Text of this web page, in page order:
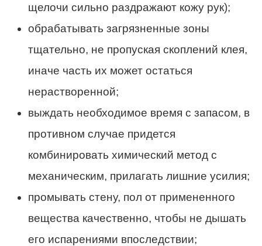
щелочи сильно раздражают кожу рук);
обрабатывать загрязненные зоны
тщательно, не пропуская скоплений клея,
иначе часть их может остаться
нерастворенной;
выждать необходимое время с запасом, в
противном случае придется
комбинировать химический метод с
механическим, прилагать лишние усилия;
промывать стену, пол от примененного
вещества качественно, чтобы не дышать
его испарениями впоследствии;